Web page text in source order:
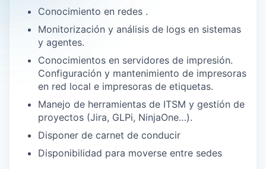
Conocimiento en redes .
Monitorización y análisis de logs en sistemas
y agentes.
Conocimientos en servidores de impresión.
Configuración y mantenimiento de impresoras
en red local e impresoras de etiquetas.
Manejo de herramientas de ITSM y gestión de
proyectos (Jira, GLPi, NinjaOne…).
Disponer de carnet de conducir
Disponibilidad para moverse entre sedes